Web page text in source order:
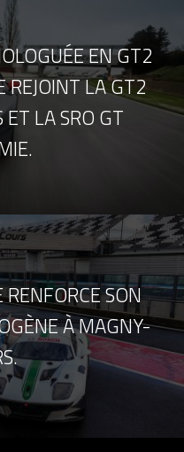
EN GT2
REJOINT LA GT2
ET LA SRO GT
SON
À MAGNY-